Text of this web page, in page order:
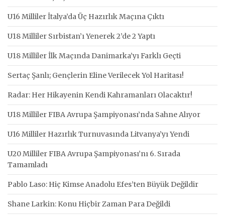
U16 Milliler İtalya’da Üç Hazırlık Maçına Çıktı
U18 Milliler Sırbistan’ı Yenerek 2’de 2 Yaptı
U18 Milliler İlk Maçında Danimarka’yı Farklı Geçti
Sertaç Şanlı; Gençlerin Eline Verilecek Yol Haritası!
Radar: Her Hikayenin Kendi Kahramanları Olacaktır!
U18 Milliler FIBA Avrupa Şampiyonası’nda Sahne Alıyor
U16 Milliler Hazırlık Turnuvasında Litvanya’yı Yendi
U20 Milliler FIBA Avrupa Şampiyonası’nı 6. Sırada
Tamamladı
Pablo Laso: Hiç Kimse Anadolu Efes’ten Büyük Değildir
Shane Larkin: Konu Hiçbir Zaman Para Değildi